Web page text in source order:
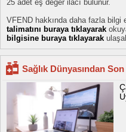
25 adet eş değer ilacı bulunur.
VFEND hakkında daha fazla bilgi
talimatını buraya tıklayarak
bilgisine buraya tıklayarak
Sağlık Dünyasından